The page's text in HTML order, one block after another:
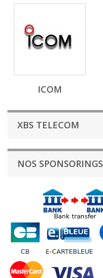
ICOM
XBS TELECOM
NOS SPONSORINGS